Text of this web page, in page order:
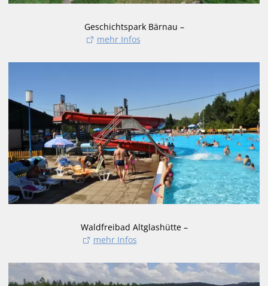
Geschichtspark Bärnau –
mehr Infos
Waldfreibad Altglashütte –
mehr Infos